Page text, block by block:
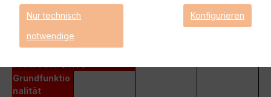
Unified Threat Protection (UTP)
Grundfunktio
nalität
Nur technisch
notwendige
Konfigurieren